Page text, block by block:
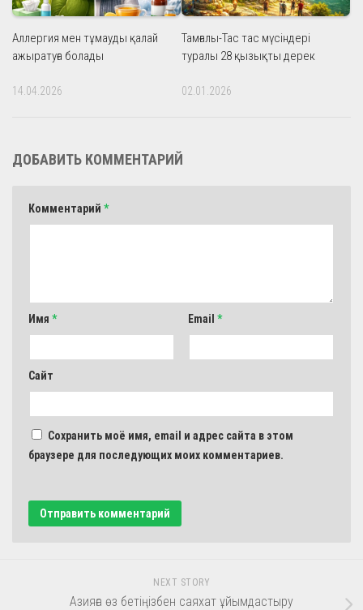
Аллергия мен тұмауды қалай
ажыратуға болады
14.04.2026
Тамғалы-Тас тас мүсіндері
туралы 28 қызықты дерек
02.01.2026
ДОБАВИТЬ КОММЕНТАРИЙ
Комментарий *
Имя * Email *
Сайт
Сохранить моё имя, email и адрес сайта в этом
браузере для последующих моих комментариев.
NEXT STORY
Азияға өз бетіңізбен саяхат ұйымдастыру